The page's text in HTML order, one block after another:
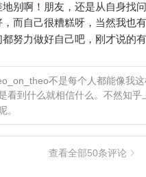
地别啊！朋友，还是从自身找
，而自己很糟糕呀，当然我也
都努力做好自己吧，刚才说的
不是每个人都能像我
看到什么就相信什么。不然知乎
。
查看全部50条评论